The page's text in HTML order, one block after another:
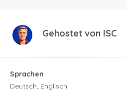
Gehostet von ISC
Sprachen
Deutsch, Englisch